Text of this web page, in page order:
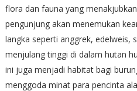
flora dan fauna yang
pengunjung akan menemukan
langka seperti anggrek, edelweis,
menjulang tinggi di dalam hutan
ini juga menjadi habitat bagi
menggoda minat para pencinta